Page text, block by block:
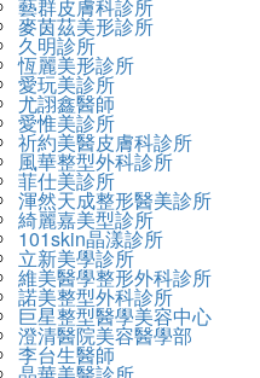
藝群皮膚科診所
麥茵茲美形診所
久明診所
恆麗美形診所
愛玩美診所
尤詡鑫醫師
愛惟美診所
祈約美醫皮膚科診所
風華整型外科診所
菲仕美診所
渾然天成整形醫美診所
綺麗嘉美型診所
101skin晶漾診所
立新美學診所
維美醫學整形外科診所
諾美整型外科診所
巨星整型醫學美容中心
澄清醫院美容醫學部
李台生醫師